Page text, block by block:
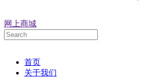
网上商城
首页
关于我们